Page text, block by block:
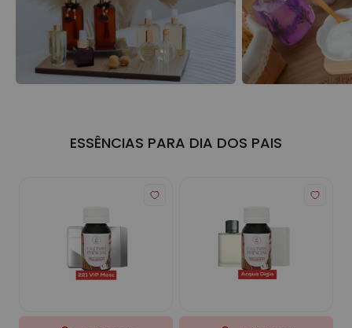
ESSÊNCIAS PARA DIA DOS PAIS